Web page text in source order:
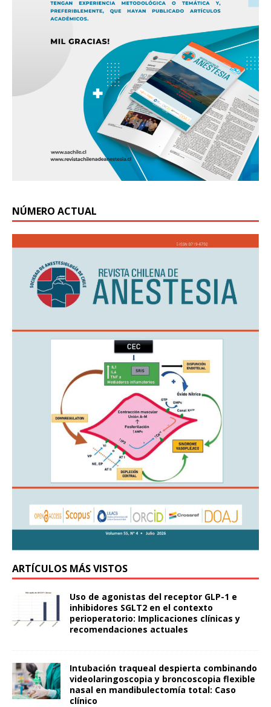
NÚMERO ACTUAL
ARTÍCULOS MÁS VISTOS
Uso de agonistas del receptor GLP-1 e
inhibidores SGLT2 en el contexto
perioperatorio: Implicaciones clínicas y
recomendaciones actuales
Intubación traqueal despierta combinando
videolaringoscopia y broncoscopia flexible
nasal en mandibulectomía total: Caso
clínico